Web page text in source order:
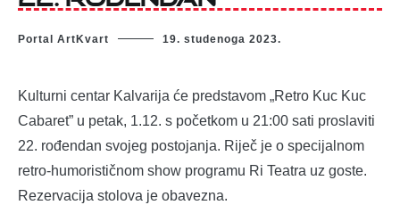
Portal ArtKvart 19. studenoga 2023.
Kulturni centar Kalvarija će predstavom „Retro Kuc Kuc
Cabaret” u petak, 1.12. s početkom u 21:00 sati proslaviti
22. rođendan svojeg postojanja. Riječ je o specijalnom
retro-humorističnom show programu Ri Teatra uz goste.
Rezervacija stolova je obavezna.